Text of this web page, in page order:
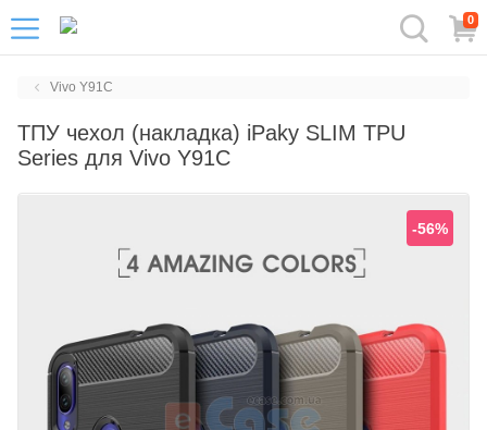
0
Vivo Y91C
ТПУ чехол (накладка) iPaky SLIM TPU
Series для Vivo Y91C
-56%